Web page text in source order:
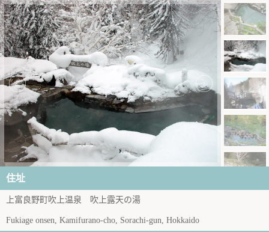
住址
上富良野町吹上温泉 吹上露天の湯
Fukiage onsen, Kamifurano-cho, Sorachi-gun, Hokkaido